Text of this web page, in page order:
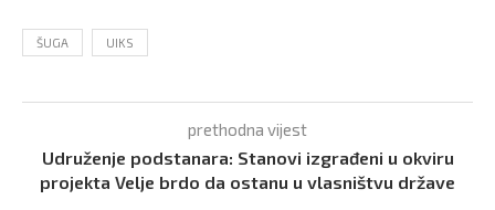
ŠUGA UIKS
prethodna vijest
Udruženje podstanara: Stanovi izgrađeni u okviru
projekta Velje brdo da ostanu u vlasništvu države